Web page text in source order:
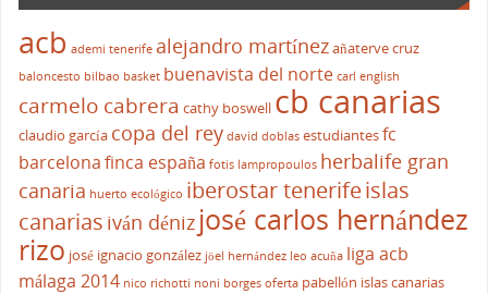
acb ademi tenerife alejandro martínezañaterve cruz
baloncesto bilbao basket buenavista del norte carl english
carmelo cabrera cathy boswell cb canarias
claudio garcía copa del rey david doblas estudiantesfc
barcelonafinca españa fotis lampropoulos herbalife gran
canaria huerto ecológico iberostar tenerifeislas
canarias iván déniz josé carlos hernández
rizo josé ignacio gonzález jöel hernández leo acuña liga acb
málaga 2014 nico richotti noni borges oferta pabellón islas canarias